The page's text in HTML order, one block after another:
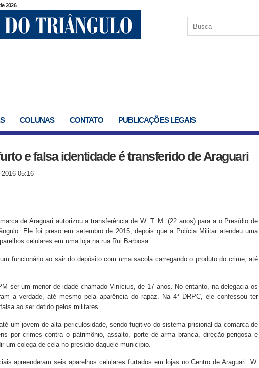
2026
COLUNAS CONTATO PUBLICAÇÕES LEGAIS
e falsa identidade é transferido de Araguari
05:16
de Araguari autorizou a transferência de W. T. M. (22 anos) para a o Presídio de
Ele foi preso em setembro de 2015, depois que a Polícia Militar atendeu uma
celulares em uma loja na rua Rui Barbosa.
funcionário ao sair do depósito com uma sacola carregando o produto do crime, até
ser um menor de idade chamado Vinícius, de 17 anos. No entanto, na delegacia os
a verdade, até mesmo pela aparência do rapaz. Na 4ª DRPC, ele confessou ter
ao ser detido pelos militares.
um jovem de alta periculosidade, sendo fugitivo do sistema prisional da comarca de
por crimes contra o patrimônio, assalto, porte de arma branca, direção perigosa e
um colega de cela no presídio daquele município.
apreenderam seis aparelhos celulares furtados em lojas no Centro de Araguari. W.